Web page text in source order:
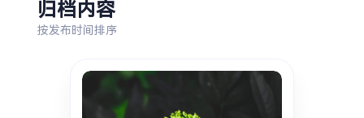
生活 音乐
摄影
归档内容
按发布时间排序